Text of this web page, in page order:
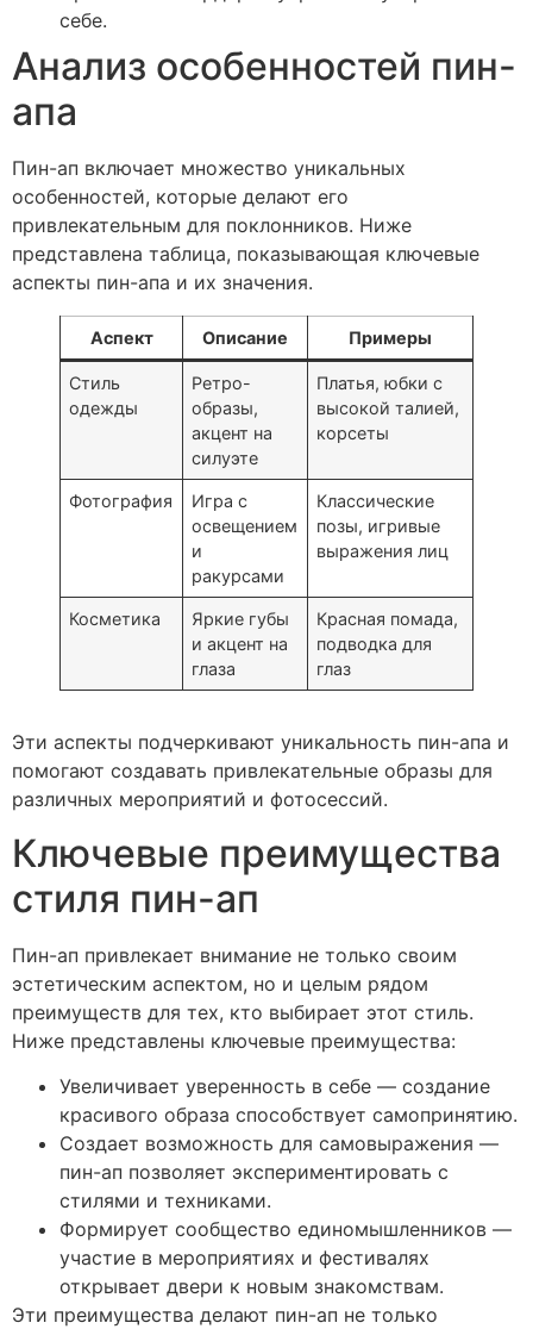
себе.
Анализ особенностей пин-
апа
Пин-ап включает множество уникальных
особенностей, которые делают его
привлекательным для поклонников. Ниже
представлена таблица, показывающая ключевые
аспекты пин-апа и их значения.
Аспект Описание Примеры
Стиль
одежды
Ретро-
образы,
акцент на
силуэте
Платья, юбки с
высокой талией,
корсеты
Фотография
Игра с
освещением
и
ракурсами
Классические
позы, игривые
выражения лиц
Косметика
Яркие губы
и акцент на
глаза
Красная помада,
подводка для
глаз
Эти аспекты подчеркивают уникальность пин-апа и
помогают создавать привлекательные образы для
различных мероприятий и фотосессий.
Ключевые преимущества
стиля пин-ап
Пин-ап привлекает внимание не только своим
эстетическим аспектом, но и целым рядом
преимуществ для тех, кто выбирает этот стиль.
Ниже представлены ключевые преимущества:
Увеличивает уверенность в себе — создание
красивого образа способствует самопринятию.
Создает возможность для самовыражения —
пин-ап позволяет экспериментировать с
стилями и техниками.
Формирует сообщество единомышленников —
участие в мероприятиях и фестивалях
открывает двери к новым знакомствам.
Эти преимущества делают пин-ап не только